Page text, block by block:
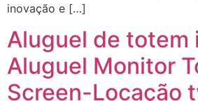
inovação e […]
Aluguel de
Aluguel Monitor
Screen-Locação